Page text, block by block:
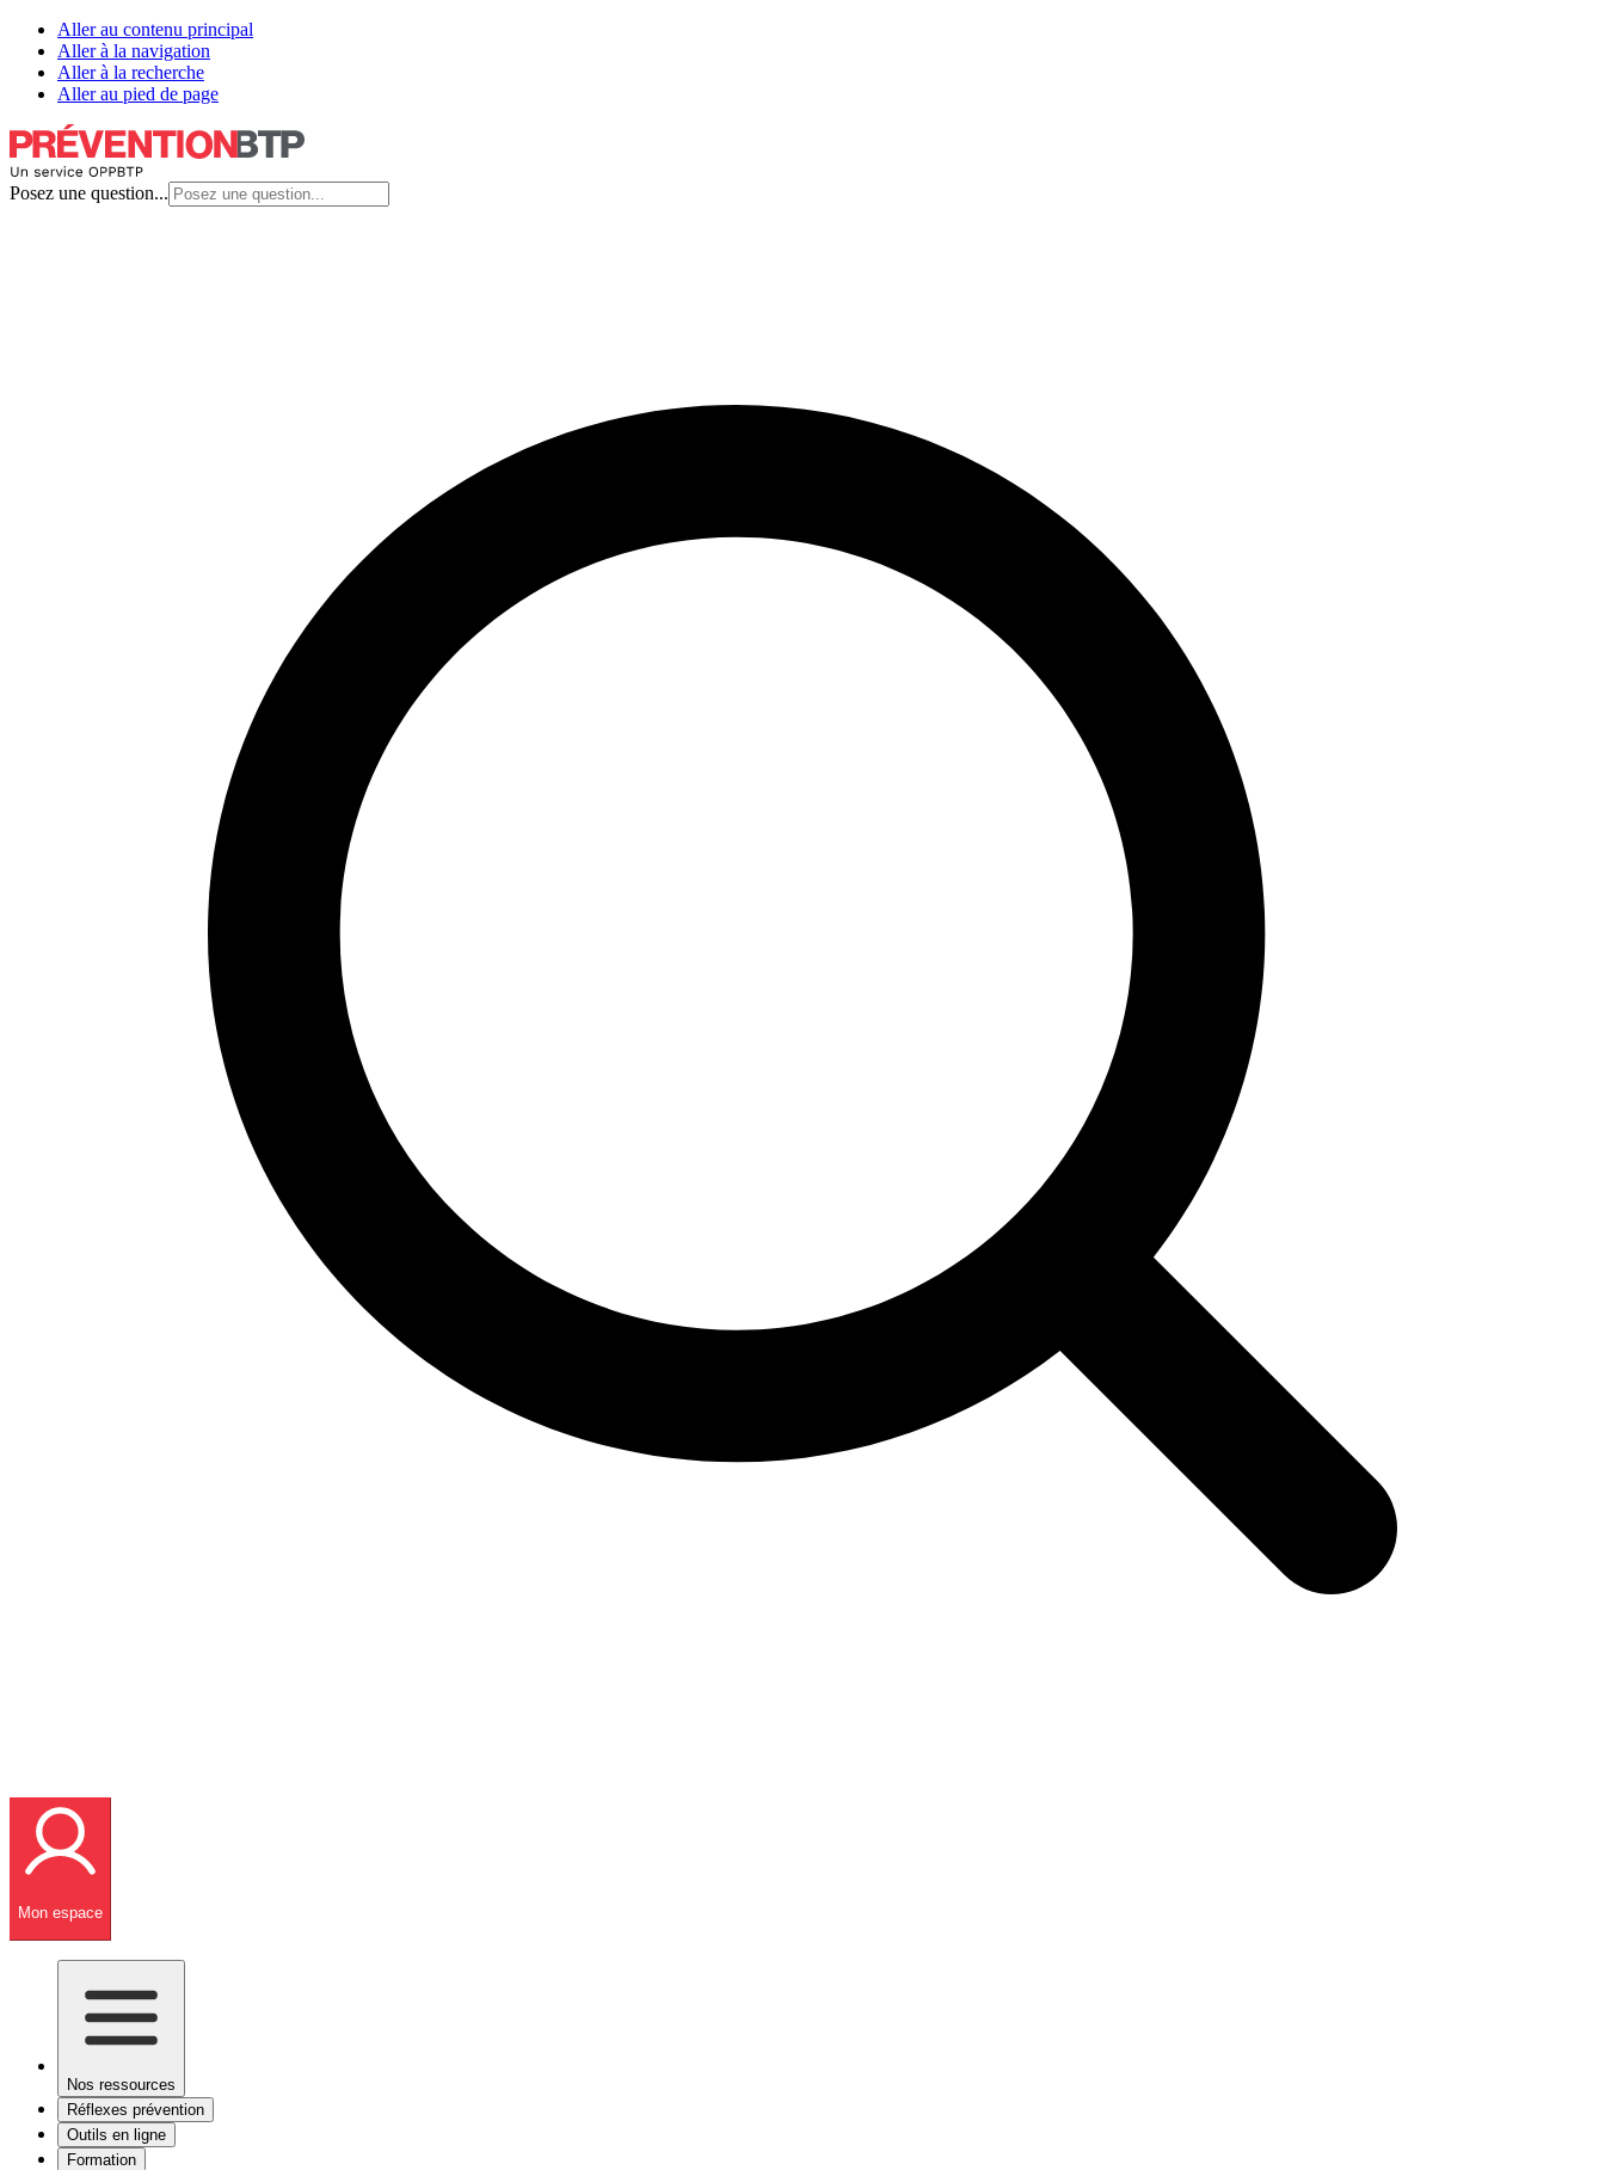
Aller au contenu principal
Aller à la navigation
Aller à la recherche
Aller au pied de page
Posez une question...
Mon espace
Nos ressources
Réflexes prévention
Outils en ligne
Formation